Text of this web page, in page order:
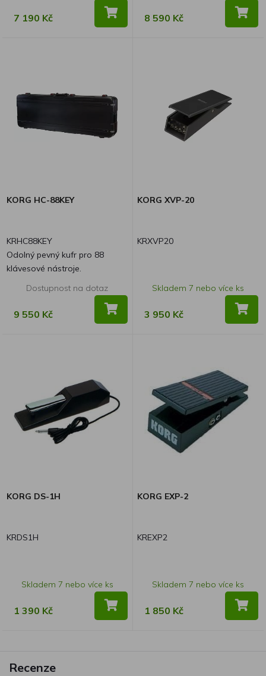
7 190 Kč 8 590 Kč
KORG HC-88KEY
KRHC88KEY
Odolný pevný kufr pro 88
klávesové nástroje.
Dostupnost na dotaz
9 550 Kč
KORG XVP-20
KRXVP20
Skladem 7 nebo více ks
3 950 Kč
KORG DS-1H
KRDS1H
Skladem 7 nebo více ks
1 390 Kč
KORG EXP-2
KREXP2
Skladem 7 nebo více ks
1 850 Kč
Recenze